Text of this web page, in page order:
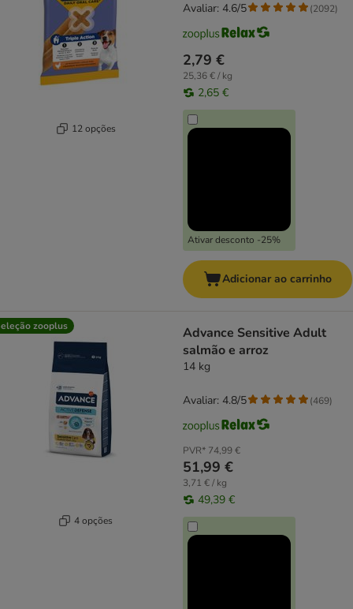
12 opções
2,79 €
25,36 € / kg
2,65 €
Ativar desconto -25%
Avaliar: 4.6/5 (2092)
Adicionar ao carrinho
zooplus
4 opções
Advance Sensitive Adult
salmão e arroz
14 kg
PVR* 74,99 €
51,99 €
3,71 € / kg
49,39 €
Avaliar: 4.8/5 (469)